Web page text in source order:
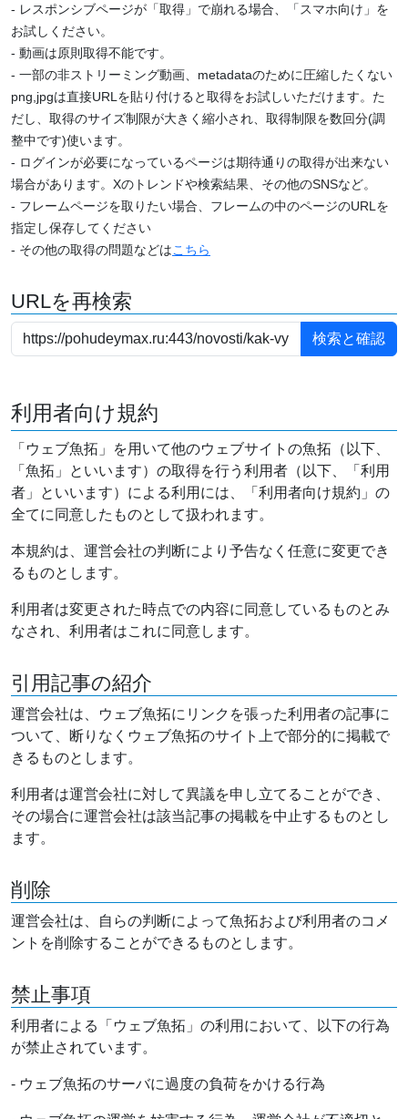
- レスポンシブページが「取得」で崩れる場合、「スマホ向け」を
お試しください。
- 動画は原則取得不能です。
- 一部の非ストリーミング動画、metadataのために圧縮したくない
png,jpgは直接URLを貼り付けると取得をお試しいただけます。た
だし、取得のサイズ制限が大きく縮小され、取得制限を数回分(調
整中です)使います。
- ログインが必要になっているページは期待通りの取得が出来ない
場合があります。Xのトレンドや検索結果、その他のSNSなど。
- フレームページを取りたい場合、フレームの中のページのURLを
指定し保存してください
- その他の取得の問題などはこちら
URLを再検索
利用者向け規約
「ウェブ魚拓」を用いて他のウェブサイトの魚拓（以下、
「魚拓」といいます）の取得を行う利用者（以下、「利用
者」といいます）による利用には、「利用者向け規約」の
全てに同意したものとして扱われます。
本規約は、運営会社の判断により予告なく任意に変更でき
るものとします。
利用者は変更された時点での内容に同意しているものとみ
なされ、利用者はこれに同意します。
引用記事の紹介
運営会社は、ウェブ魚拓にリンクを張った利用者の記事に
ついて、断りなくウェブ魚拓のサイト上で部分的に掲載で
きるものとします。
利用者は運営会社に対して異議を申し立てることができ、
その場合に運営会社は該当記事の掲載を中止するものとし
ます。
削除
運営会社は、自らの判断によって魚拓および利用者のコメ
ントを削除することができるものとします。
禁止事項
利用者による「ウェブ魚拓」の利用において、以下の行為
が禁止されています。
- ウェブ魚拓のサーバに過度の負荷をかける行為